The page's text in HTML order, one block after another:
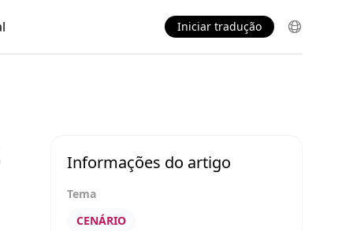
Iniciar tradução
Informações do artigo
Tema
CENÁRIO